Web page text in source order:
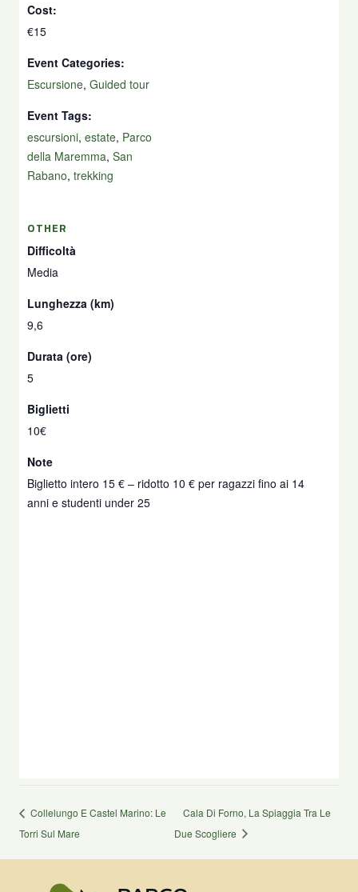
Cost:
€15
Event Categories:
Escursione, Guided tour
Event Tags:
escursioni, estate, Parco
della Maremma, San
Rabano, trekking
OTHER
Difficoltà
Media
Lunghezza (km)
9,6
Durata (ore)
5
Biglietti
10€
Note
Biglietto intero 15 € – ridotto 10 € per ragazzi fino ai 14
anni e studenti under 25
Collelungo E Castel Marino: Le
Torri Sul Mare
Cala Di Forno, La Spiaggia Tra Le
Due Scogliere